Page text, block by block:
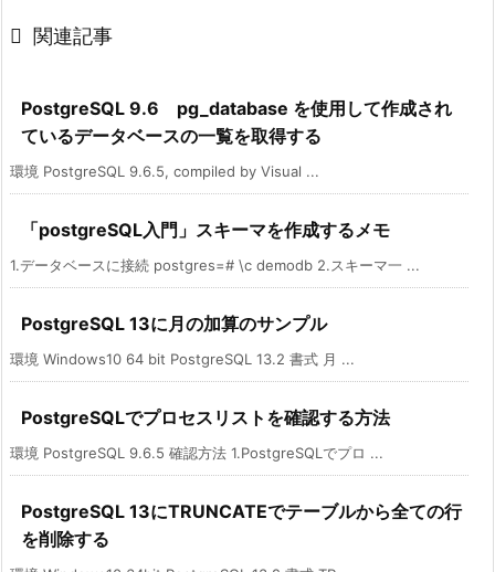
 関連記事
PostgreSQL 9.6 pg_database を使用して作成され
ているデータベースの一覧を取得する
環境 PostgreSQL 9.6.5, compiled by Visual ...
「postgreSQL入門」スキーマを作成するメモ
1.データベースに接続 postgres=# \c demodb 2.スキーマ一 ...
PostgreSQL 13に月の加算のサンプル
環境 Windows10 64 bit PostgreSQL 13.2 書式 月 ...
PostgreSQLでプロセスリストを確認する方法
環境 PostgreSQL 9.6.5 確認方法 1.PostgreSQLでプロ ...
PostgreSQL 13にTRUNCATEでテーブルから全ての行
を削除する